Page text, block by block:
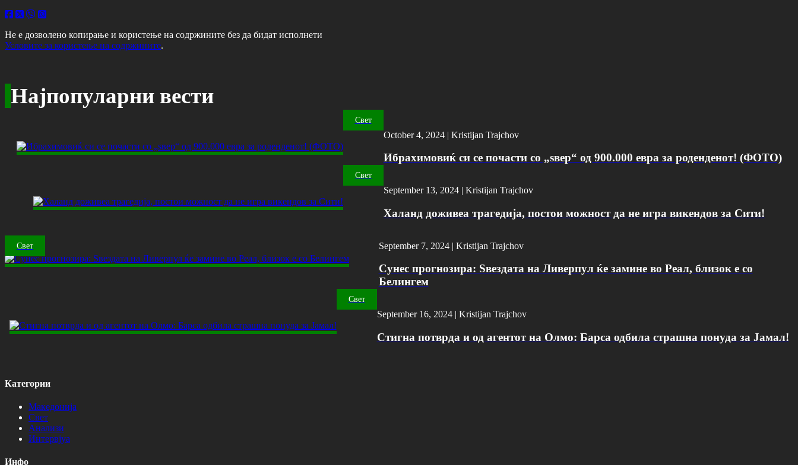
Не е дозволено копирање и користење на содржините без да бидат исполнети
Условите за користење на содржините.
Најпопуларни вести
Свет
October 4, 2024 | Kristijan Trajchov
Ибрахимовиќ си се почасти со „ѕвер“ од 900.000 евра за роденденот! (ФОТО)
Свет
September 13, 2024 | Kristijan Trajchov
Халанд доживеа трагедија, постои можност да не игра викендов за Сити!
Свет September 7, 2024 | Kristijan Trajchov
Сунес прогнозира: Ѕвездата на Ливерпул ќе замине во Реал, близок е со
Белингем
Свет
September 16, 2024 | Kristijan Trajchov
Стигна потврда и од агентот на Олмо: Барса одбила страшна понуда за Јамал!
Категории
Македонија
Свет
Анализи
Интервјуа
Инфо